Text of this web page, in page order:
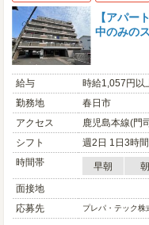
【アパー
中のみの
給与
時給1,057円以
勤務地
春日市
アクセス
鹿児島本線(門
シフト
週2日 1日3時
時間帯
早朝 朝
面接地
応募先
プレパ・テック株